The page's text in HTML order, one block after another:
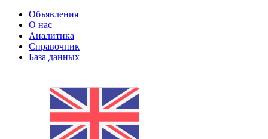
Объявления
О нас
Аналитика
Справочник
База данных